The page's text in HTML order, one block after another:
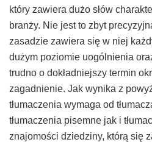
który zawiera dużo słów
branży. Nie jest to zbyt
zasadzie zawiera się w niej
dużym poziomie uogólnienia
trudno o dokładniejszy termin
zagadnienie. Jak wynika z
tłumaczenia wymaga od
tłumaczenia pisemne jak i
znajomości dziedziny, którą się